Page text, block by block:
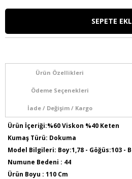
Ürün Özellikleri
Ödeme Seçenekleri
İade / Değişim / Kargo
Ürün İçeriği:%60 Viskon %40 Keten
Kumaş Türü: Dokuma
Model Bilgileri: Boy:1,78 - Göğüs:103 -
Numune Bedeni : 44
Ürün Boyu : 110 Cm